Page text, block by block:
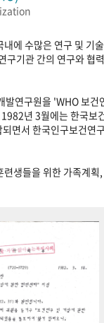
에 수많은 연구 및 기
구기관 간의 연구와 협
연구원을 'WHO 보건
년 3월에는 한국보
면서 한국인구보건연
련생들을 위한 가족계획